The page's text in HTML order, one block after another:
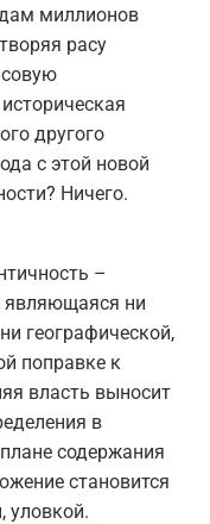
миллионов
расу
другого
с этой новой
Ничего.
–
являющаяся ни
географической,
поправке к
власть выносит
в
содержания
становится
уловкой.